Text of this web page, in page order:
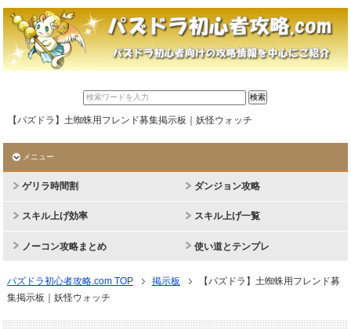
【パズドラ】土蜘蛛用フレンド募集掲示板｜妖怪ウォッチ
メニュー
ゲリラ時間割 ダンジョン攻略
スキル上げ効率 スキル上げ一覧
ノーコン攻略まとめ 使い道とテンプレ
パズドラ初心者攻略.com TOP 掲示板
【パズドラ】土蜘蛛用フレンド募
集掲示板｜妖怪ウォッチ